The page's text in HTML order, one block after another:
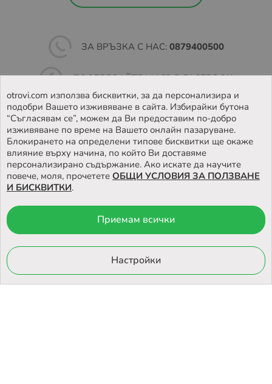
ЗА ВРЪЗКА С НАС: 0879400500
ПОСЛЕДВАЙТЕ НИ ВЪВFACEBOOK
НАМЕРЕТЕ НАШИЯТ МАГАЗИН
© 2026 Otrovi.com. Всички права запазени ™ |Карта на сайта
Онлайн магазин
otrovi.com използва бисквитки, за да персонализира и
подобри Вашето изживяване в сайта. Избирайки бутона
“Съгласявам се”, можем да Ви предоставим по-добро
изживяване по време на Вашето онлайн пазаруване.
Блокирането на определени типове бисквитки ще окаже
влияние върху начина, по който Ви доставяме
персонализирано съдържание. Ако искате да научите
повече, моля, прочетете ОБЩИ УСЛОВИЯ ЗА ПОЛЗВАНЕ
И БИСКВИТКИ.
Приемам всички
Настройки